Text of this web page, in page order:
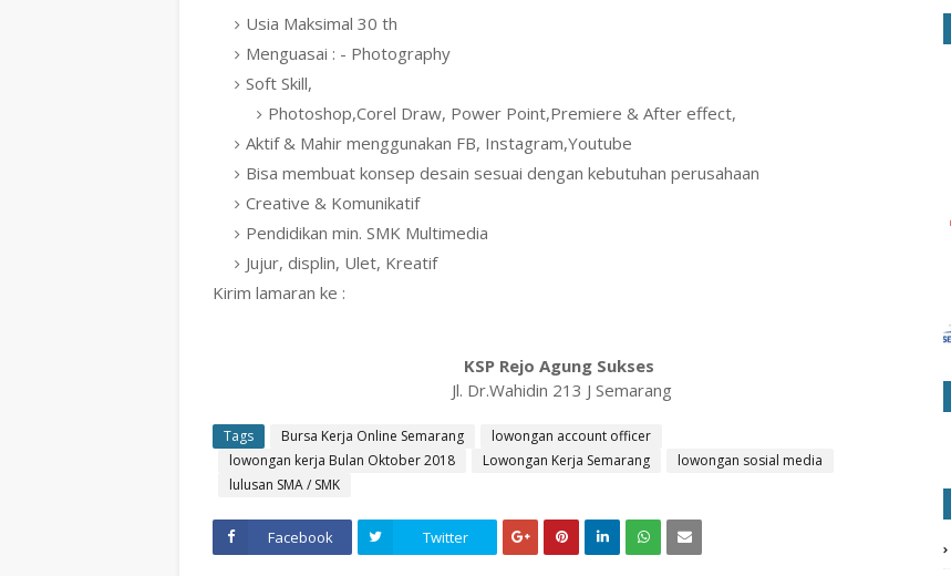
Usia Maksimal 30 th
Menguasai : - Photography
Soft Skill,
Photoshop,Corel Draw, Power Point,Premiere & After effect,
Aktif & Mahir menggunakan FB, Instagram,Youtube
Bisa membuat konsep desain sesuai dengan kebutuhan perusahaan
Creative & Komunikatif
Pendidikan min. SMK Multimedia
Jujur, displin, Ulet, Kreatif
Kirim lamaran ke :
KSP Rejo Agung Sukses
Jl. Dr.Wahidin 213 J Semarang
Tags Bursa Kerja Online Semarang
lowongan account officer
lowongan kerja Bulan Oktober 2018
Lowongan Kerja Semarang
lowongan sosial media
lulusan SMA / SMK
Facebook Twitter